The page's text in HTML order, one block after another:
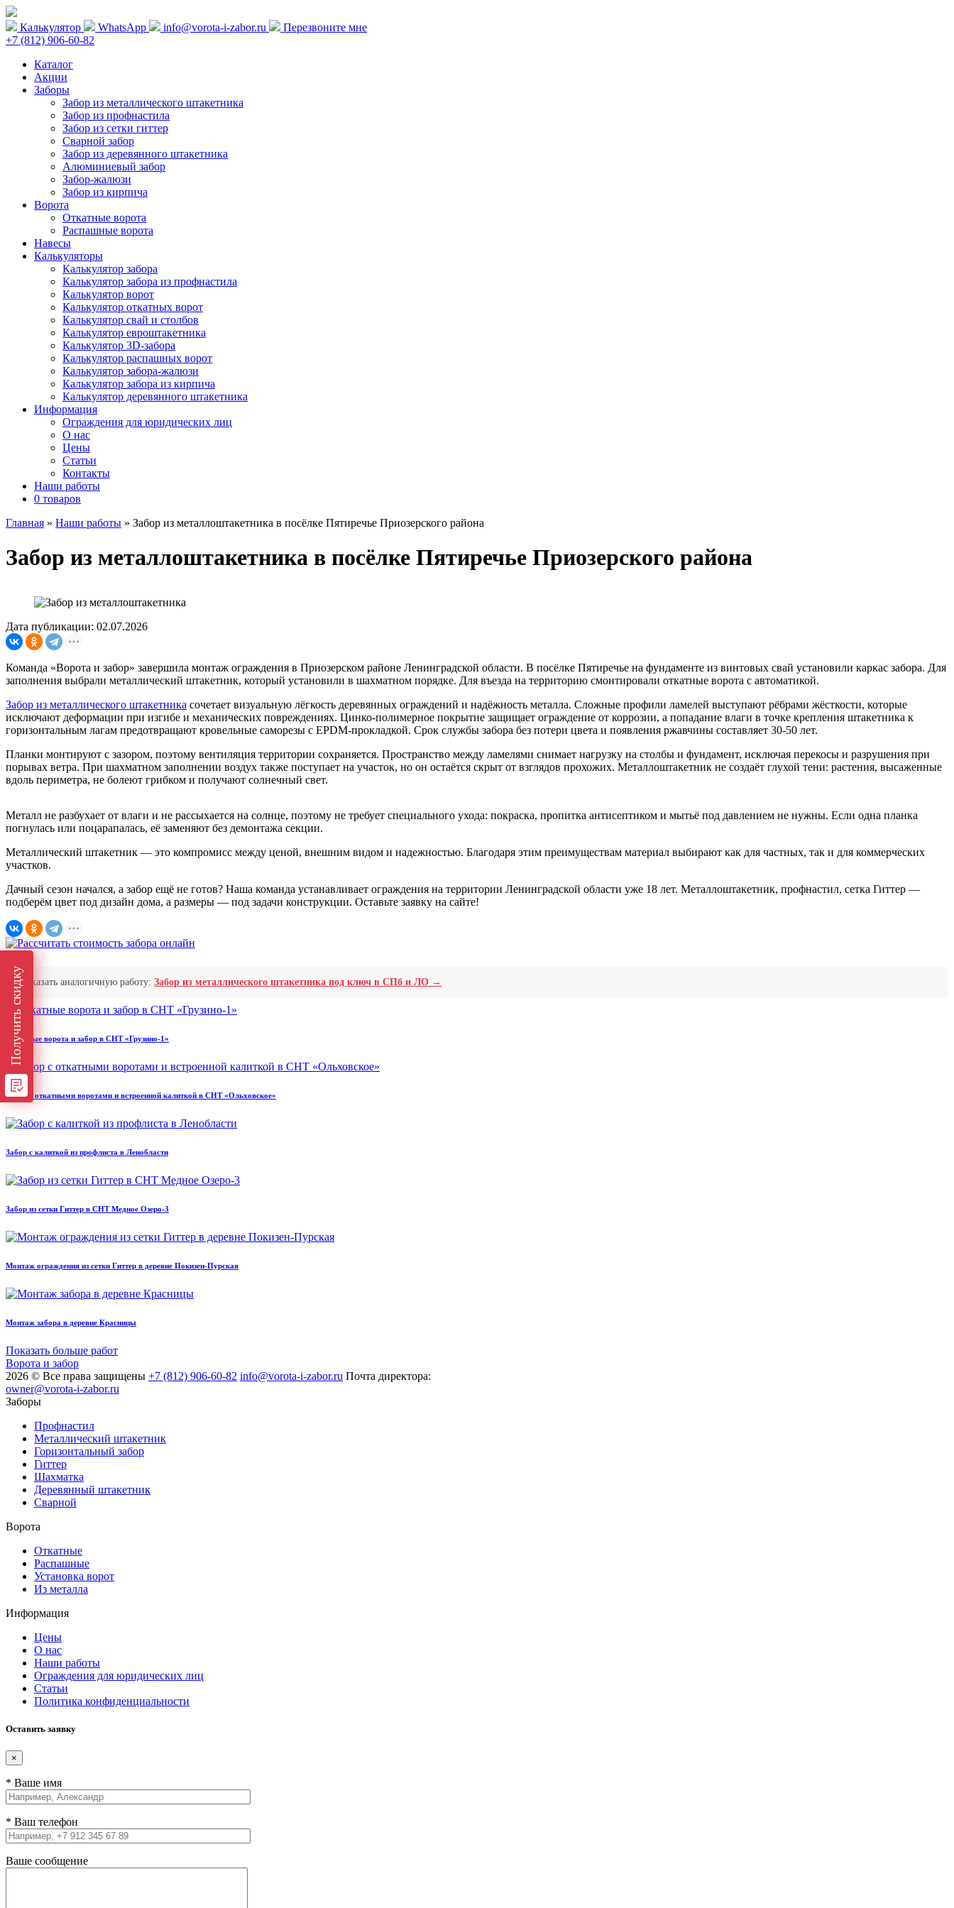
Калькулятор WhatsApp info@vorota-i-zabor.ru
Перезвоните мне
+7 (812) 906-60-82
Каталог
Акции
Заборы
Забор из металлического штакетника
Забор из профнастила
Забор из сетки гиттер
Сварной забор
Забор из деревянного штакетника
Алюминиевый забор
Забор-жалюзи
Забор из кирпича
Ворота
Откатные ворота
Распашные ворота
Навесы
Калькуляторы
Калькулятор забора
Калькулятор забора из профнастила
Калькулятор ворот
Калькулятор откатных ворот
Калькулятор свай и столбов
Калькулятор евроштакетника
Калькулятор 3D-забора
Калькулятор распашных ворот
Калькулятор забора-жалюзи
Калькулятор забора из кирпича
Калькулятор деревянного штакетника
Информация
Ограждения для юридических лиц
О нас
Цены
Статьи
Контакты
Наши работы
0 товаров
Главная » Наши работы » Забор из металлоштакетника в посёлке Пятиречье Приозерского района
Забор из металлоштакетника в посёлке Пятиречье Приозерского района
Дата публикации: 02.07.2026
Команда «Ворота и забор» завершила монтаж ограждения в Приозерском районе Ленинградской области. В посёлке Пятиречье на фундаменте из винтовых свай установили каркас забора. Для
заполнения выбрали металлический штакетник, который установили в шахматном порядке. Для въезда на территорию смонтировали откатные ворота с автоматикой.
Забор из металлического штакетника сочетает визуальную лёгкость деревянных ограждений и надёжность металла. Сложные профили ламелей выступают рёбрами жёсткости, которые
исключают деформации при изгибе и механических повреждениях. Цинко-полимерное покрытие защищает ограждение от коррозии, а попадание влаги в точке крепления штакетника к
горизонтальным лагам предотвращают кровельные саморезы с EPDM-прокладкой. Срок службы забора без потери цвета и появления ржавчины составляет 30-50 лет.
Планки монтируют с зазором, поэтому вентиляция территории сохраняется. Пространство между ламелями снимает нагрузку на столбы и фундамент, исключая перекосы и разрушения при
порывах ветра. При шахматном заполнении воздух также поступает на участок, но он остаётся скрыт от взглядов прохожих. Металлоштакетник не создаёт глухой тени: растения, высаженные
вдоль периметра, не болеют грибком и получают солнечный свет.
Металл не разбухает от влаги и не рассыхается на солнце, поэтому не требует специального ухода: покраска, пропитка антисептиком и мытьё под давлением не нужны. Если одна планка
погнулась или поцарапалась, её заменяют без демонтажа секции.
Металлический штакетник — это компромисс между ценой, внешним видом и надежностью. Благодаря этим преимуществам материал выбирают как для частных, так и для коммерческих
участков.
Дачный сезон начался, а забор ещё не готов? Наша команда устанавливает ограждения на территории Ленинградской области уже 18 лет. Металлоштакетник, профнастил, сетка Гиттер —
подберём цвет под дизайн дома, а размеры — под задачи конструкции. Оставьте заявку на сайте!
Заказать аналогичную работу: Забор из металлического штакетника под ключ в СПб и ЛО →
Откатные ворота и забор в СНТ «Грузино-1»
Забор с откатными воротами и встроенной калиткой в СНТ «Ольховское»
Забор с калиткой из профлиста в Ленобласти
Забор из сетки Гиттер в СНТ Медное Озеро-3
Монтаж ограждения из сетки Гиттер в деревне Покизен-Пурская
Монтаж забора в деревне Красницы
Показать больше работ
Ворота и забор
2026 © Все права защищены +7 (812) 906-60-82 info@vorota-i-zabor.ru Почта директора:
owner@vorota-i-zabor.ru
Заборы
Профнастил
Металлический штакетник
Горизонтальный забор
Гиттер
Шахматка
Деревянный штакетник
Сварной
Ворота
Откатные
Распашные
Установка ворот
Из металла
Информация
Цены
О нас
Наши работы
Ограждения для юридических лиц
Статьи
Политика конфиденциальности
Оставить заявку
×
* Ваше имя
* Ваш телефон
Ваше сообщение
Получить скидку